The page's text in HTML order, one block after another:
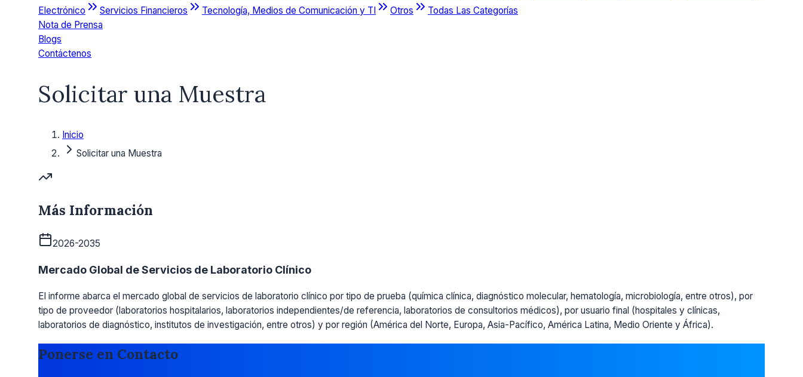
Electrónico
Servicios Financieros Tecnología, Medios de Comunicación y TI Otros
Todas Las Categorías
Nota de Prensa
Blogs
Contáctenos
Solicitar una Muestra
Inicio
Solicitar una Muestra
Más Información
2026-2035
Mercado Global de Servicios de Laboratorio Clínico
El informe abarca el mercado global de servicios de laboratorio clínico por tipo de prueba (química clínica, diagnóstico molecular, hematología, microbiología, entre otros), por
tipo de proveedor (laboratorios hospitalarios, laboratorios independientes/de referencia, laboratorios de consultorios médicos), por usuario final (hospitales y clínicas,
laboratorios de diagnóstico, institutos de investigación, entre otros) y por región (América del Norte, Europa, Asia-Pacífico, América Latina, Medio Oriente y África).
Ponerse en Contacto